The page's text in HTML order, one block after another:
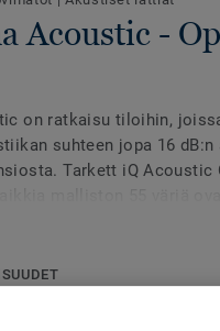
Acoustic -
on ratkaisu tiloihin,
suhteen jopa 16 dB:n
Tarkett iQ Acoustic
Ruotsin Ronnebyssä ja se